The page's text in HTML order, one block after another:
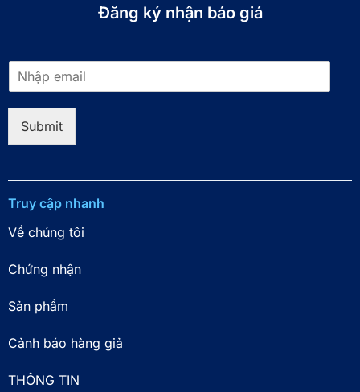
Đăng ký nhận báo giá​
m
*
Submit
Truy cập nhanh
Về chúng tôi
Chứng nhận
Sản phẩm
Cảnh báo hàng giả
THÔNG TIN